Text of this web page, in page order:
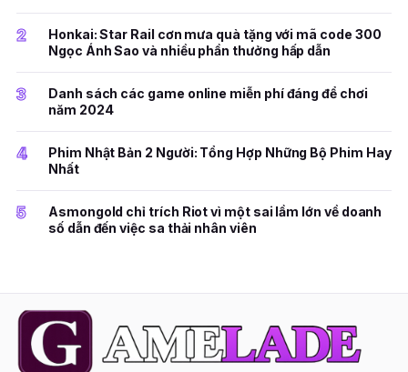
2
Honkai: Star Rail cơn mưa quà tặng với mã code 300
Ngọc Ánh Sao và nhiều phần thưởng hấp dẫn
3
Danh sách các game online miễn phí đáng để chơi
năm 2024
4
Phim Nhật Bản 2 Người: Tổng Hợp Những Bộ Phim Hay
Nhất
5
Asmongold chỉ trích Riot vì một sai lầm lớn về doanh
số dẫn đến việc sa thải nhân viên